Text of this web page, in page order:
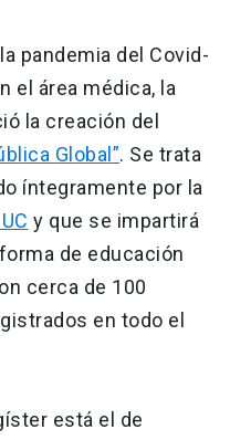
pandemia del Covid-
el área médica, la
la creación del
Global”. Se trata
íntegramente por la
y que se impartirá
de educación
cerca de 100
en todo el
está el de